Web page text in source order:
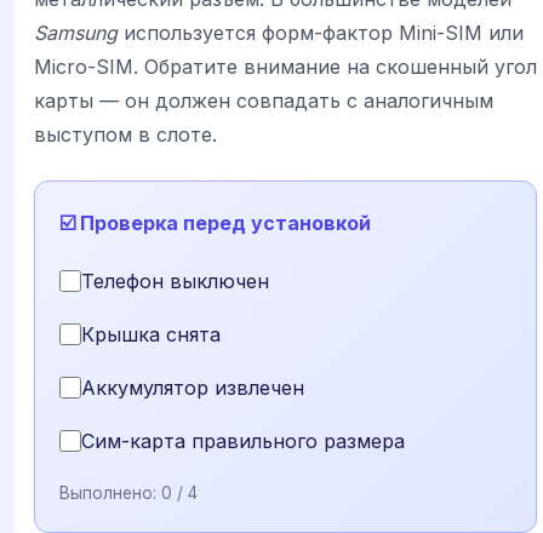
Samsungиспользуется форм-фактор Mini-SIM или
Micro-SIM. Обратите внимание на скошенный угол
карты — он должен совпадать с аналогичным
выступом в слоте.
☑️ Проверка перед установкой
Телефон выключен
Крышка снята
Аккумулятор извлечен
Сим-карта правильного размера
Выполнено: 0 / 4